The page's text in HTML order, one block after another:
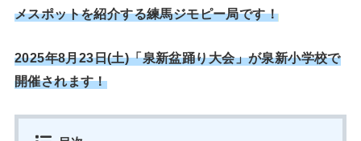
メスポットを紹介する練馬ジモピー局です！
2025年8月23日(土)「泉新盆踊り大会」が泉新小学校で
開催されます！